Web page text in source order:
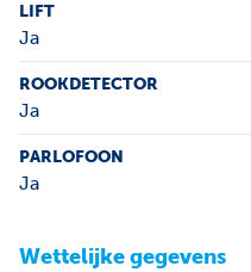
LIFT
Ja
ROOKDETECTOR
Ja
PARLOFOON
Ja
Wettelijke gegevens